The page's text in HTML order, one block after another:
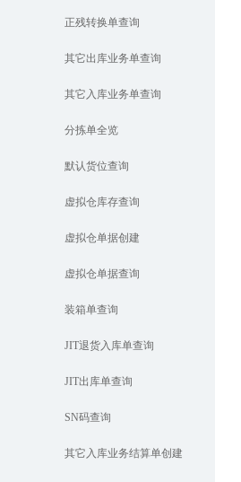
正残转换单查询
其它出库业务单查询
其它入库业务单查询
分拣单全览
默认货位查询
虚拟仓库存查询
虚拟仓单据创建
虚拟仓单据查询
装箱单查询
JIT退货入库单查询
JIT出库单查询
SN码查询
其它入库业务结算单创建